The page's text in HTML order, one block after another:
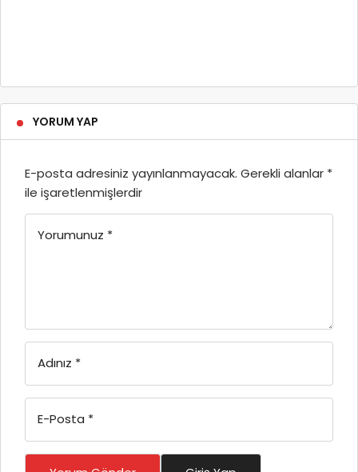
YORUM YAP
E-posta adresiniz yayınlanmayacak. Gerekli alanlar *
ile işaretlenmişlerdir
Yorumunuz *
Adınız *
E-Posta *